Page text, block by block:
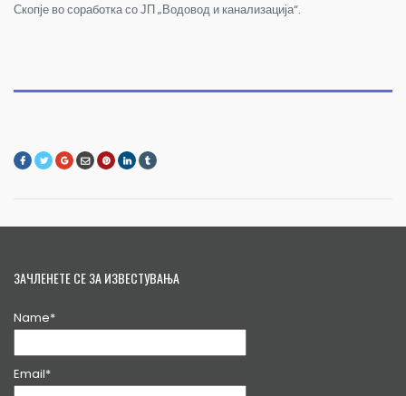
Скопје во соработка со ЈП „Водовод и канализација“.
ЗАЧЛЕНЕТЕ СЕ ЗА ИЗВЕСТУВАЊА
Name*
Email*